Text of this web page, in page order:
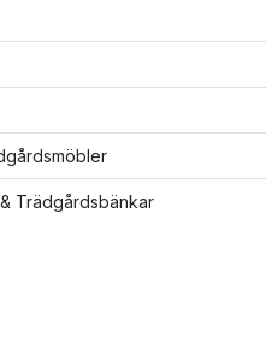
Trädgårdsbänkar